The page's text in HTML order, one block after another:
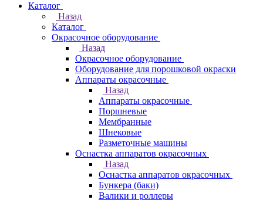
Каталог
Назад
Каталог
Окрасочное оборудование
Назад
Окрасочное оборудование
Оборудование для порошковой окраски
Аппараты окрасочные
Назад
Аппараты окрасочные
Поршневые
Мембранные
Шнековые
Разметочные машины
Оснастка аппаратов окрасочных
Назад
Оснастка аппаратов окрасочных
Бункера (баки)
Валики и роллеры